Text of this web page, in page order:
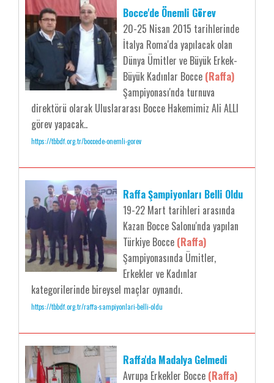
Bocce'de Önemli Görev
20-25 Nisan 2015 tarihlerinde
İtalya Roma'da yapılacak olan
Dünya Ümitler ve Büyük Erkek-
Büyük Kadınlar Bocce (Raffa)
Şampiyonası'nda turnuva
direktörü olarak Uluslararası Bocce Hakemimiz Ali ALLI
görev yapacak..
https://tbbdf.org.tr/boccede-onemli-gorev
Raffa Şampiyonları Belli Oldu
19-22 Mart tarihleri arasında
Kazan Bocce Salonu'nda yapılan
Türkiye Bocce (Raffa)
Şampiyonasında Ümitler,
Erkekler ve Kadınlar
kategorilerinde bireysel maçlar oynandı.
https://tbbdf.org.tr/raffa-sampiyonlari-belli-oldu
Raffa'da Madalya Gelmedi
Avrupa Erkekler Bocce (Raffa)